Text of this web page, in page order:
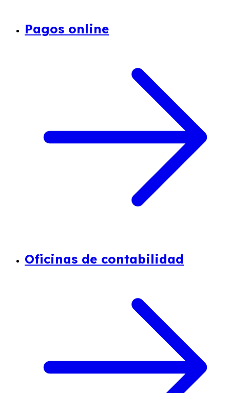
Pagos online
Oficinas de contabilidad